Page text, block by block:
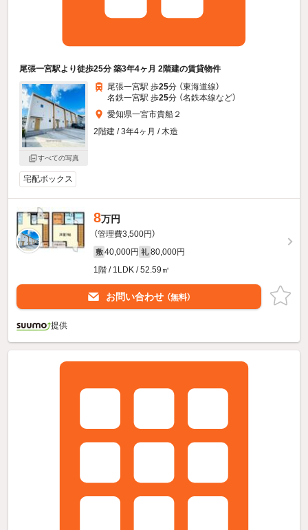
尾張一宮駅より徒歩25分 築3年4ヶ月 2階建の賃貸物件
すべての写真
尾張一宮駅 歩25分 （東海道線）
名鉄一宮駅 歩25分 （名鉄本線など）
愛知県一宮市貴船２
2階建 / 3年4ヶ月 / 木造
宅配ボックス
8万円
（管理費3,500円）
敷 40,000円 礼 80,000円
1階 / 1LDK / 52.59㎡
お問い合わせ （無料）
提供